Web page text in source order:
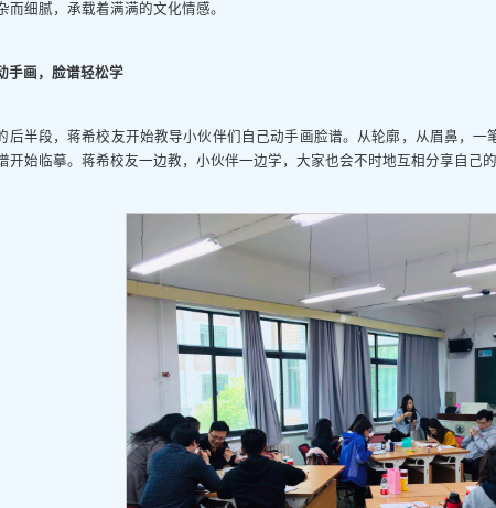
而细腻，承载着满满的文化情感。
手画，脸谱轻松学
后半段，蒋希校友开始教导小伙伴们自己动手画脸谱。从轮廓，从眉鼻，
开始临摹。蒋希校友一边教，小伙伴一边学，大家也会不时地互相分享自己